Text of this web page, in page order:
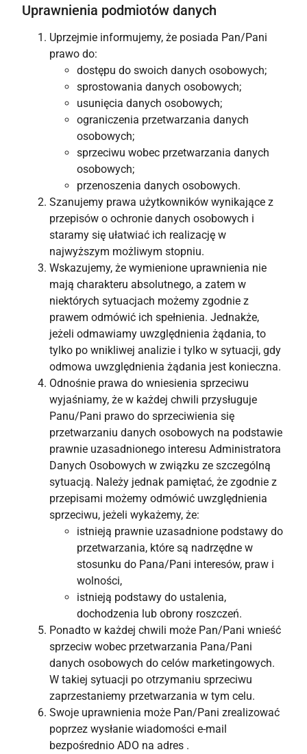
Uprawnienia podmiotów danych
Uprzejmie informujemy, że posiada Pan/Pani
prawo do:
dostępu do swoich danych osobowych;
sprostowania danych osobowych;
usunięcia danych osobowych;
ograniczenia przetwarzania danych
osobowych;
sprzeciwu wobec przetwarzania danych
osobowych;
przenoszenia danych osobowych.
Szanujemy prawa użytkowników wynikające z
przepisów o ochronie danych osobowych i
staramy się ułatwiać ich realizację w
najwyższym możliwym stopniu.
Wskazujemy, że wymienione uprawnienia nie
mają charakteru absolutnego, a zatem w
niektórych sytuacjach możemy zgodnie z
prawem odmówić ich spełnienia. Jednakże,
jeżeli odmawiamy uwzględnienia żądania, to
tylko po wnikliwej analizie i tylko w sytuacji, gdy
odmowa uwzględnienia żądania jest konieczna.
Odnośnie prawa do wniesienia sprzeciwu
wyjaśniamy, że w każdej chwili przysługuje
Panu/Pani prawo do sprzeciwienia się
przetwarzaniu danych osobowych na podstawie
prawnie uzasadnionego interesu Administratora
Danych Osobowych w związku ze szczególną
sytuacją. Należy jednak pamiętać, że zgodnie z
przepisami możemy odmówić uwzględnienia
sprzeciwu, jeżeli wykażemy, że:
istnieją prawnie uzasadnione podstawy do
przetwarzania, które są nadrzędne w
stosunku do Pana/Pani interesów, praw i
wolności,
istnieją podstawy do ustalenia,
dochodzenia lub obrony roszczeń.
Ponadto w każdej chwili może Pan/Pani wnieść
sprzeciw wobec przetwarzania Pana/Pani
danych osobowych do celów marketingowych.
W takiej sytuacji po otrzymaniu sprzeciwu
zaprzestaniemy przetwarzania w tym celu.
Swoje uprawnienia może Pan/Pani zrealizować
poprzez wysłanie wiadomości e-mail
bezpośrednio ADO na adres .